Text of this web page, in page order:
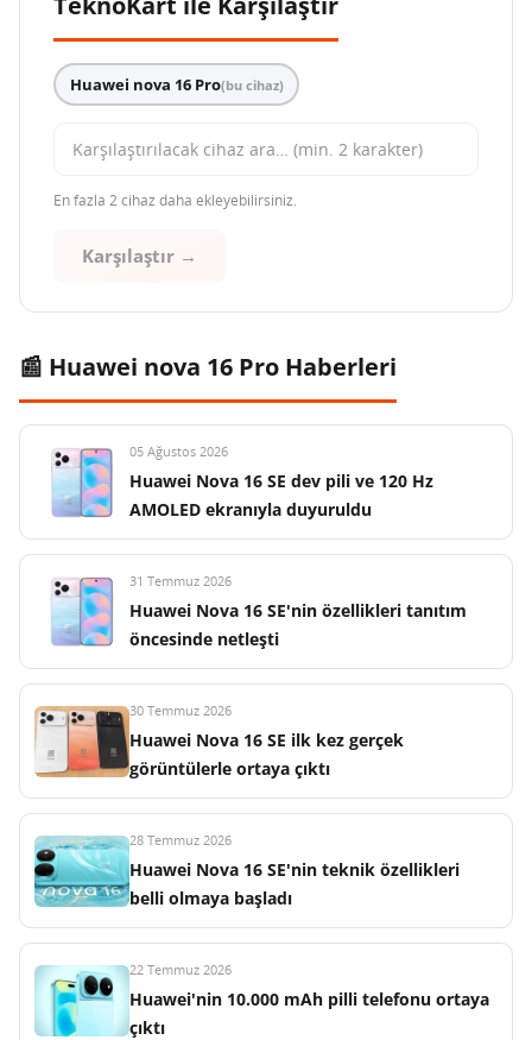
Huawei nova 16 Pro(bu cihaz)
En fazla 2 cihaz daha ekleyebilirsiniz.
Karşılaştır →
📰 Huawei nova 16 Pro Haberleri
05 Ağustos 2026
Huawei Nova 16 SE dev pili ve 120 Hz
AMOLED ekranıyla duyuruldu
31 Temmuz 2026
Huawei Nova 16 SE'nin özellikleri tanıtım
öncesinde netleşti
30 Temmuz 2026
Huawei Nova 16 SE ilk kez gerçek
görüntülerle ortaya çıktı
28 Temmuz 2026
Huawei Nova 16 SE'nin teknik özellikleri
belli olmaya başladı
22 Temmuz 2026
Huawei'nin 10.000 mAh pilli telefonu ortaya
çıktı